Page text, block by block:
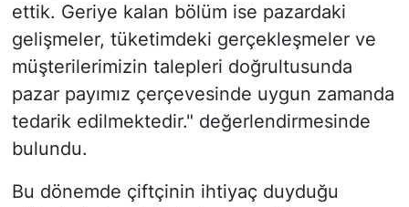
ettik. Geriye kalan bölüm ise pazardaki
gelişmeler, tüketimdeki gerçekleşmeler ve
müşterilerimizin talepleri doğrultusunda
pazar payımız çerçevesinde uygun zamanda
tedarik edilmektedir." değerlendirmesinde
bulundu.
Bu dönemde çiftçinin ihtiyaç duyduğu